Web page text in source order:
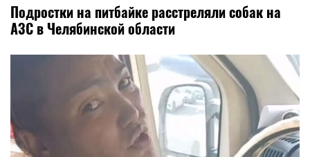
Подростки на питбайке расстреляли собак на
АЗС в Челябинской области